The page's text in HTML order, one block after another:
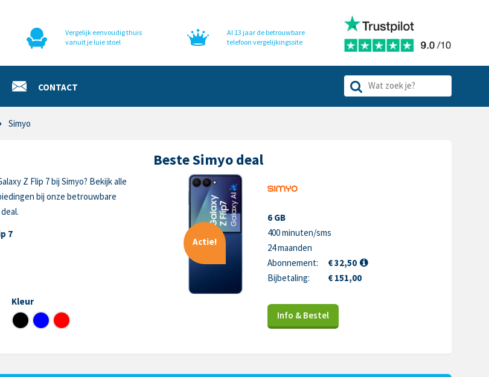
Vergelijk eenvoudig thuis
vanuit je luie stoel
Al 13 jaar de betrouwbare
telefoon vergelijkingssite
CONTACT
Simyo
Z Flip 7 bij Simyo? Bekijk alle
bij onze betrouwbare
7
Kleur
Beste Simyo deal
Actie!
6 GB
400 minuten/sms
24 maanden
Abonnement:
€ 32,50
Bijbetaling:
€ 151,00
Info & Bestel